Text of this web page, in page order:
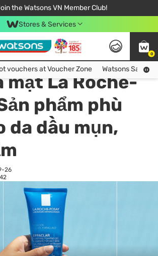
the Watsons VN Member Club!
Shipping For Order From 249,000Đ
Fast delivery in Hồ Chí Minh City
Stores & Services
0
Collect more hot vouchers at Voucher Zone
vouchers at Voucher Zone Watsons Safety
mặt La Roche-
phẩm phù
da dầu mụn,
26